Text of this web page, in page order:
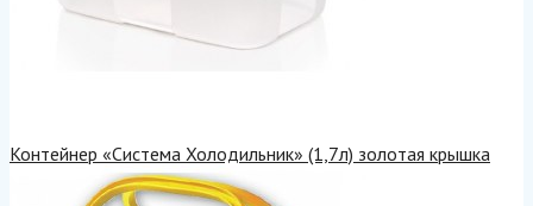
Контейнер «Система Холодильник» (1,7л) золотая крышка